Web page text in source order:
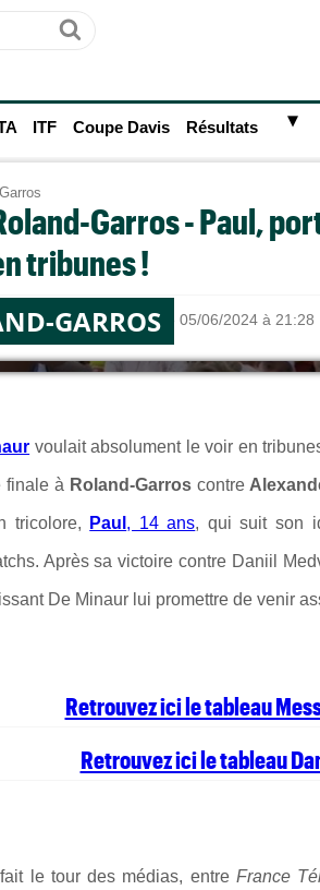
Ok
ITF Coupe Davis Résultats ►
Garros - Paul,
tribunes !
COLLIGNONle 05/06/2024 à 21:28
GARROS
voulait absolument le voir en
finale à Roland-Garroscontre
tricolore, Paul , 14 ans, qui suit son
Après sa victoire contre Daniil
De Minaur lui promettre de venir
Retrouvez ici le tableau
Retrouvez ici le tableau
le tour des médias, entre France